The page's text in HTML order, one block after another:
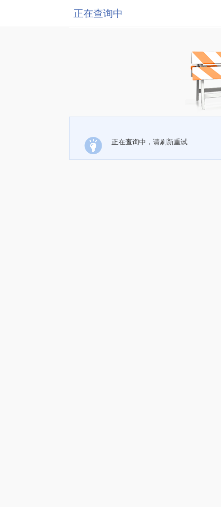
正在查询中
正在查询中，请刷新重试